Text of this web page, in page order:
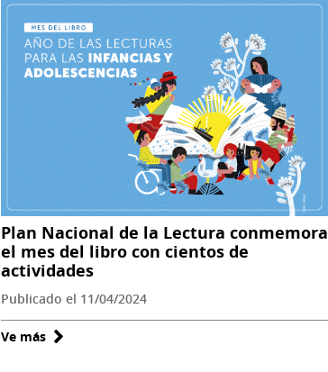
regresa
a
la
Plan Nacional de la Lectura conmemora
el mes del libro con cientos de
actividades
Publicado el 11/04/2024
Ve más sobre